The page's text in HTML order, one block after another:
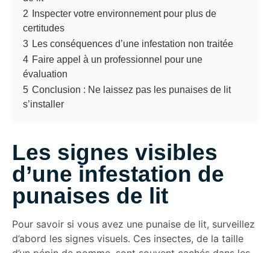
2
Inspecter votre environnement pour plus de
certitudes
3 Les conséquences d’une infestation non traitée
4 Faire appel à un professionnel pour une
évaluation
5 Conclusion : Ne laissez pas les punaises de lit
s’installer
Les signes visibles
d’une infestation de
punaises de lit
Pour savoir si vous avez une punaise de lit, surveillez
d’abord les signes visuels. Ces insectes, de la taille